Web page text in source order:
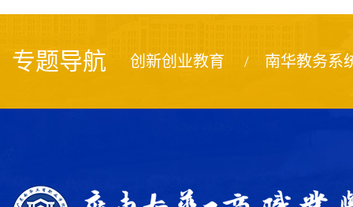
专题导航 创新创业教育 南华教务系